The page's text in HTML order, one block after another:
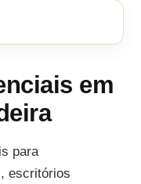
em
para
escritórios